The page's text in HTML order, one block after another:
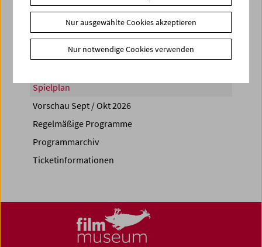
Share on
Spielplan
Vorschau Sept / Okt 2026
Regelmäßige Programme
Programmarchiv
Ticketinformationen
Nur ausgewählte Cookies akzeptieren
Nur notwendige Cookies verwenden